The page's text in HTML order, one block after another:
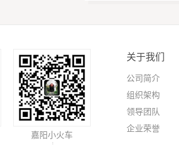
嘉阳小火车
关于我们
公司简介
组织架构
领导团队
企业荣誉